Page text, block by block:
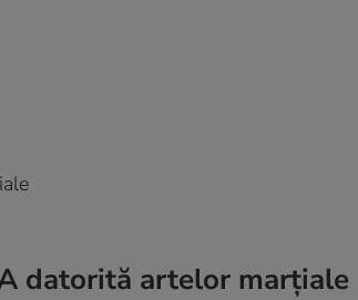
datorită artelor marțiale